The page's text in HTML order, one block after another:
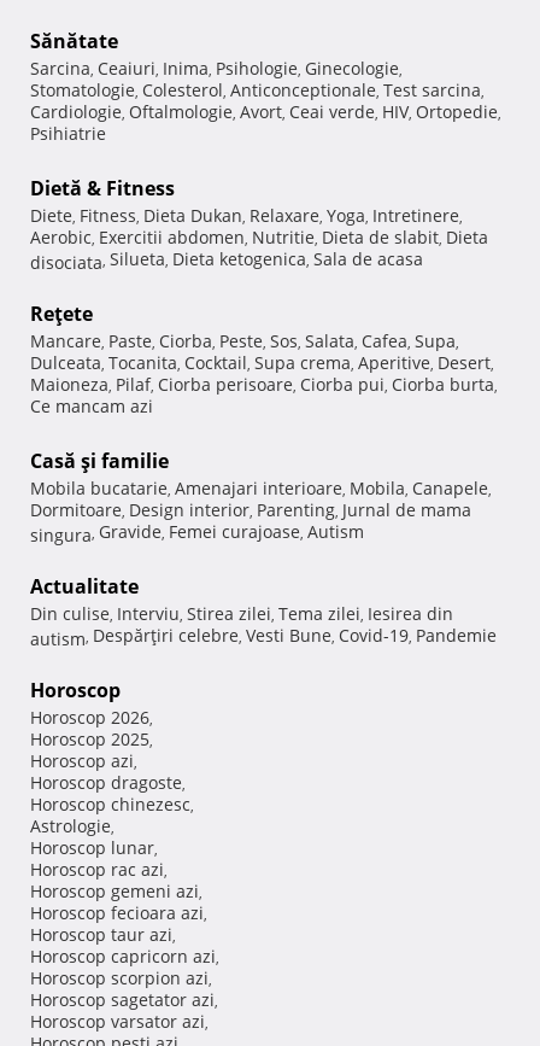
Sănătate
Sarcina, Ceaiuri, Inima, Psihologie, Ginecologie,
Stomatologie, Colesterol, Anticonceptionale, Test sarcina,
Cardiologie, Oftalmologie, Avort, Ceai verde, HIV, Ortopedie,
Psihiatrie
Dietă & Fitness
Diete, Fitness, Dieta Dukan, Relaxare, Yoga, Intretinere,
Aerobic, Exercitii abdomen, Nutritie, Dieta de slabit, Dieta
disociata, Silueta, Dieta ketogenica, Sala de acasa
Reţete
Mancare, Paste, Ciorba, Peste, Sos, Salata, Cafea, Supa,
Dulceata, Tocanita, Cocktail, Supa crema, Aperitive, Desert,
Maioneza, Pilaf, Ciorba perisoare, Ciorba pui, Ciorba burta,
Ce mancam azi
Casă şi familie
Mobila bucatarie, Amenajari interioare, Mobila, Canapele,
Dormitoare, Design interior, Parenting, Jurnal de mama
singura, Gravide, Femei curajoase, Autism
Actualitate
Din culise, Interviu, Stirea zilei, Tema zilei, Iesirea din
autism, Despărţiri celebre, Vesti Bune, Covid-19, Pandemie
Horoscop
Horoscop 2026,
Horoscop 2025,
Horoscop azi,
Horoscop dragoste,
Horoscop chinezesc,
Astrologie,
Horoscop lunar,
Horoscop rac azi,
Horoscop gemeni azi,
Horoscop fecioara azi,
Horoscop taur azi,
Horoscop capricorn azi,
Horoscop scorpion azi,
Horoscop sagetator azi,
Horoscop varsator azi,